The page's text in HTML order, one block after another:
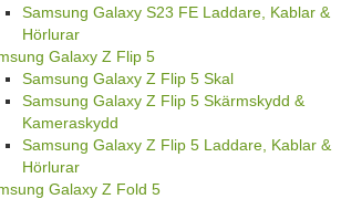
Samsung Galaxy S23 FE Laddare, Kablar &
Hörlurar
Galaxy Z Flip 5
Samsung Galaxy Z Flip 5 Skal
Samsung Galaxy Z Flip 5 Skärmskydd &
Kameraskydd
Samsung Galaxy Z Flip 5 Laddare, Kablar &
Hörlurar
Galaxy Z Fold 5